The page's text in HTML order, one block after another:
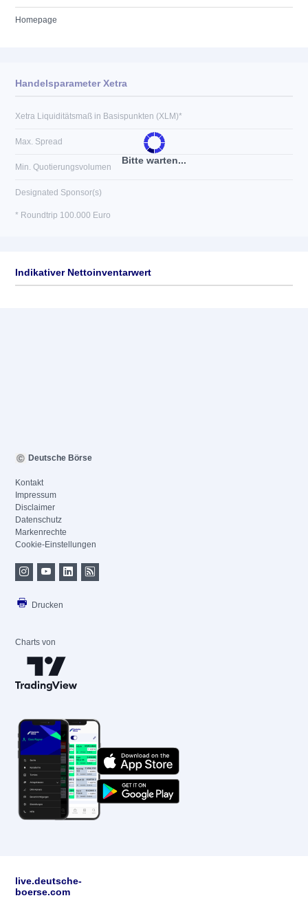
Homepage
Bitte warten...
Handelsparameter Xetra
Xetra Liquiditätsmaß in Basispunkten (XLM)*
Max. Spread
Min. Quotierungsvolumen
Designated Sponsor(s)
* Roundtrip 100.000 Euro
Indikativer Nettoinventarwert
Deutsche Börse
Kontakt
Impressum
Disclaimer
Datenschutz
Markenrechte
Cookie-Einstellungen
Drucken
Charts von
live.deutsche-
boerse.com